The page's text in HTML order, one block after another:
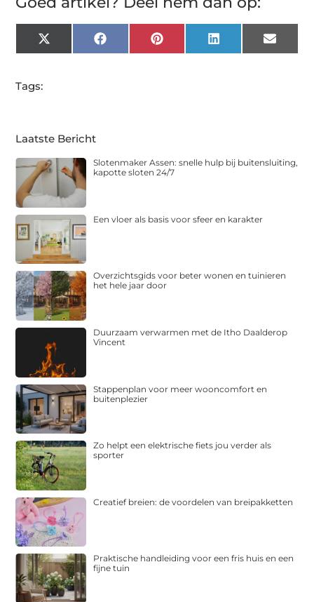
X
(Twitter)
FacebookPinterest LinkedIn Email
Tags:
Laatste Bericht
Slotenmaker Assen: snelle hulp bij buitensluiting,
kapotte sloten 24/7
Een vloer als basis voor sfeer en karakter
Overzichtsgids voor beter wonen en tuinieren
het hele jaar door
Duurzaam verwarmen met de Itho Daalderop
Vincent
Stappenplan voor meer wooncomfort en
buitenplezier
Zo helpt een elektrische fiets jou verder als
sporter
Creatief breien: de voordelen van breipakketten
Praktische handleiding voor een fris huis en een
fijne tuin